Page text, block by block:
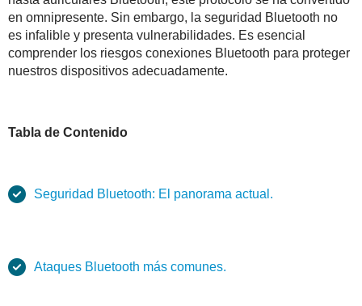
en omnipresente. Sin embargo, la seguridad Bluetooth no
es infalible y presenta vulnerabilidades. Es esencial
comprender los riesgos conexiones Bluetooth para proteger
nuestros dispositivos adecuadamente.
Tabla de Contenido
Seguridad Bluetooth: El panorama actual.
Ataques Bluetooth más comunes.